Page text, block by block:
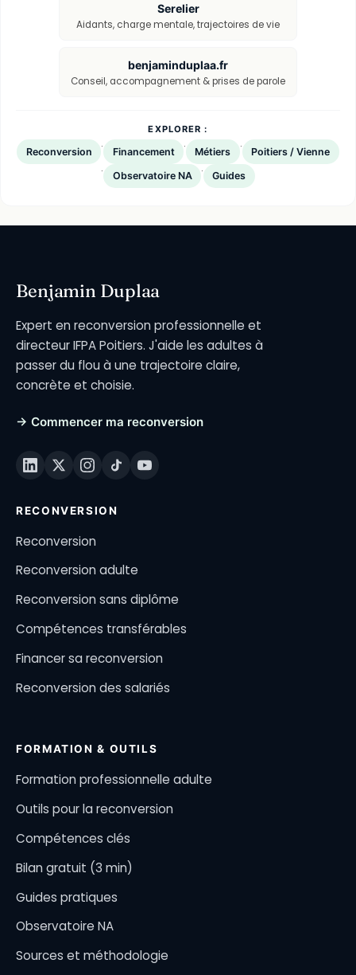
Serelier
Aidants, charge mentale, trajectoires de vie
benjaminduplaa.fr
Conseil, accompagnement & prises de parole
EXPLORER :
Reconversion · Financement · Métiers · Poitiers / Vienne
· Observatoire NA · Guides
Benjamin Duplaa
Expert en reconversion professionnelle et
directeur IFPA Poitiers. J'aide les adultes à
passer du flou à une trajectoire claire,
concrète et choisie.
→ Commencer ma reconversion
RECONVERSION
Reconversion
Reconversion adulte
Reconversion sans diplôme
Compétences transférables
Financer sa reconversion
Reconversion des salariés
FORMATION & OUTILS
Formation professionnelle adulte
Outils pour la reconversion
Compétences clés
Bilan gratuit (3 min)
Guides pratiques
Observatoire NA
Sources et méthodologie